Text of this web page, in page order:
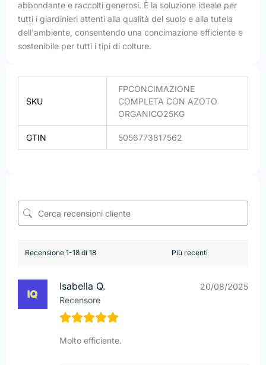
abbondante e raccolti generosi. È la soluzione ideale per
tutti i giardinieri attenti alla qualità del suolo e alla tutela
dell'ambiente, consentendo una concimazione efficiente e
sostenibile per tutti i tipi di colture.
SKU
FPCONCIMAZIONE
COMPLETA CON AZOTO
ORGANICO25KG
GTIN 5056773817562
Recensione 1-18 di 18
Isabella Q.
Recensore
20/08/2025
Molto efficiente.